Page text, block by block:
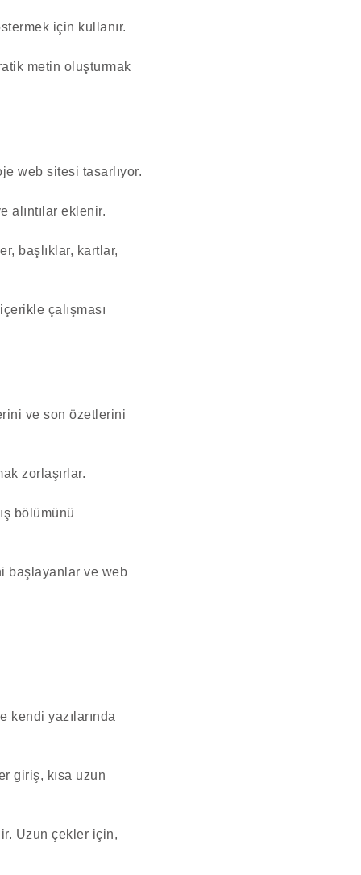
için kullanır.
metin oluşturmak
web sitesi tasarlıyor.
alıntılar eklenir.
başlıklar, kartlar,
çalışması
ve son özetlerini
zorlaşırlar.
bölümünü
başlayanlar ve web
kendi yazılarında
giriş, kısa uzun
Uzun çekler için,